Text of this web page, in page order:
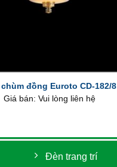
đồng Euroto CD-182/8
Giá bán: Vui lòng liên hệ
Đèn trang trí